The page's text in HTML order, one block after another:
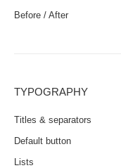
Before / After
TYPOGRAPHY
Titles & separators
Default button
Lists